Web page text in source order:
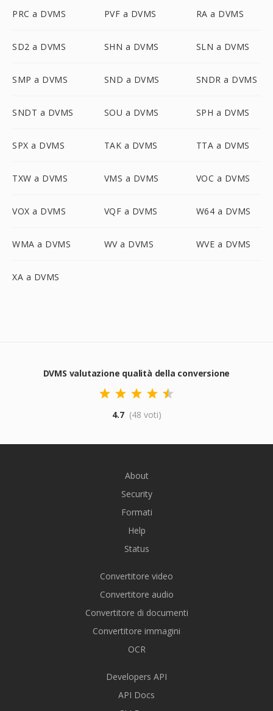
PRC a DVMS PVF a DVMS RA a DVMS
SD2 a DVMS SHN a DVMS SLN a DVMS
SMP a DVMS SND a DVMS SNDR a DVMS
SNDT a DVMS SOU a DVMS SPH a DVMS
SPX a DVMS TAK a DVMS TTA a DVMS
TXW a DVMS VMS a DVMS VOC a DVMS
VOX a DVMS VQF a DVMS W64 a DVMS
WMA a DVMS WV a DVMS WVE a DVMS
XA a DVMS
DVMS valutazione qualità della conversione
4.7 (48 voti)
About
Security
Formati
Help
Status
Convertitore video
Convertitore audio
Convertitore di documenti
Convertitore immagini
OCR
Developers API
API Docs